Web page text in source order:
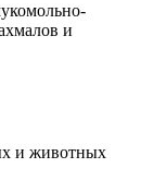
и
и животных